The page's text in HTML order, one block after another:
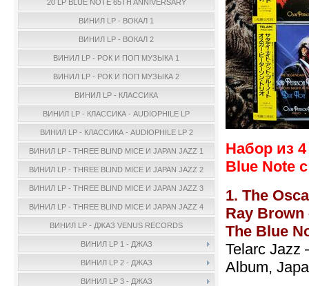
20 LP BLUE NOTE 65TH ANNIVERSARY
ВИНИЛ LP - ВОКАЛ 1
ВИНИЛ LP - ВОКАЛ 2
ВИНИЛ LP - РОК И ПОП МУЗЫКА 1
ВИНИЛ LP - РОК И ПОП МУЗЫКА 2
ВИНИЛ LP - КЛАССИКА
ВИНИЛ LP - КЛАССИКА - AUDIOPHILE LP
ВИНИЛ LP - КЛАССИКА - AUDIOPHILE LP 2
ВИНИЛ LP - THREE BLIND MICE И JAPAN JAZZ 1
ВИНИЛ LP - THREE BLIND MICE И JAPAN JAZZ 2
ВИНИЛ LP - THREE BLIND MICE И JAPAN JAZZ 3
ВИНИЛ LP - THREE BLIND MICE И JAPAN JAZZ 4
ВИНИЛ LP - ДЖАЗ VENUS RECORDS
ВИНИЛ LP 1 - ДЖАЗ
ВИНИЛ LP 2 - ДЖАЗ
ВИНИЛ LP 3 - ДЖАЗ
Набор из
Blue Note
1. The
Ray Brown
The Blue
Telarc Jazz
Album,